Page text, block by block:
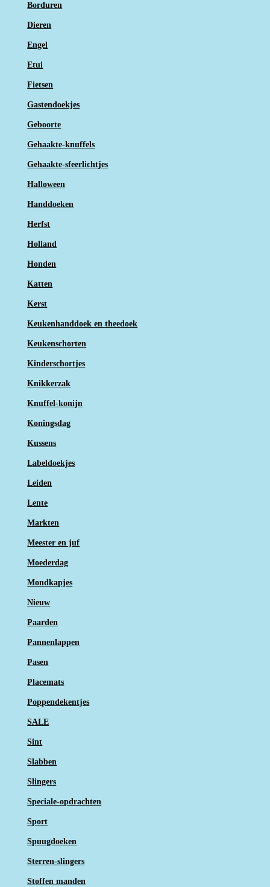
Borduren
Dieren
Engel
Etui
Fietsen
Gastendoekjes
Geboorte
Gehaakte-knuffels
Gehaakte-sfeerlichtjes
Halloween
Handdoeken
Herfst
Holland
Honden
Katten
Kerst
Keukenhanddoek en theedoek
Keukenschorten
Kinderschortjes
Knikkerzak
Knuffel-konijn
Koningsdag
Kussens
Labeldoekjes
Leiden
Lente
Markten
Meester en juf
Moederdag
Mondkapjes
Nieuw
Paarden
Pannenlappen
Pasen
Placemats
Poppendekentjes
SALE
Sint
Slabben
Slingers
Speciale-opdrachten
Sport
Spuugdoeken
Sterren-slingers
Stoffen manden